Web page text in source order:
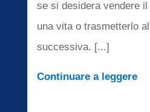
se si desidera vendere
una vita o trasmetterlo
successiva. [...]
Continuare a leggere